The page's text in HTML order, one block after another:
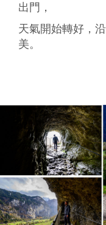
出門，
天氣開始轉好，
美。